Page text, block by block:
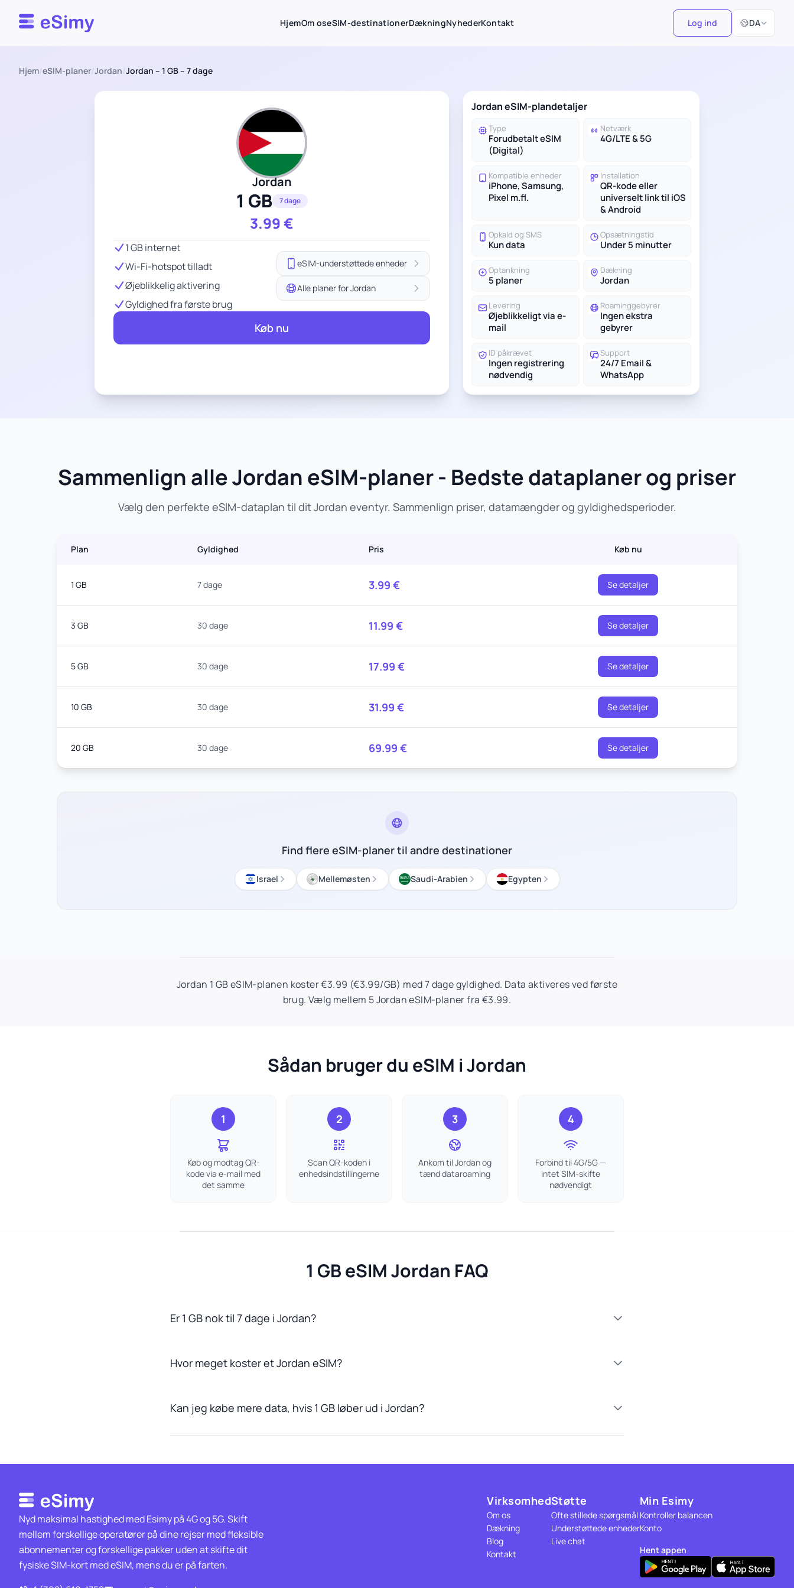
Esimy HjemOm oseSIM-destinationerDækningNyhederKontakt Log ind DA
Vælg sprog
Hjem/eSIM-planer/Jordan/Jordan – 1 GB – 7 dage
Jordan
1 GB 7 dage
3.99€
1 GB internet
Wi-Fi-hotspot tilladt
Øjeblikkelig aktivering
Gyldighed fra første brug
eSIM-understøttede enheder
Alle planer for Jordan
Køb nu
Jordan eSIM-plandetaljer
Type
Forudbetalt eSIM
(Digital)
Netværk
4G/LTE & 5G
Kompatible enheder
iPhone, Samsung,
Pixel m.fl.
Installation
QR-kode eller
universelt link til iOS
& Android
Opkald og SMS
Kun data
Opsætningstid
Under 5 minutter
Optankning
5 planer
Dækning
Jordan
Levering
Øjeblikkeligt via e-
mail
Roaminggebyrer
Ingen ekstra
gebyrer
ID påkrævet
Ingen registrering
nødvendig
Support
24/7 Email &
WhatsApp
Sammenlign alle Jordan eSIM-planer - Bedste dataplaner og priser
Vælg den perfekte eSIM-dataplan til dit Jordan eventyr. Sammenlign priser, datamængder og gyldighedsperioder.
Plan Gyldighed Pris Køb nu
1 GB 7 dage 3.99 € Se detaljer
3 GB 30 dage 11.99 € Se detaljer
5 GB 30 dage 17.99 € Se detaljer
10 GB 30 dage 31.99 € Se detaljer
20 GB 30 dage 69.99 € Se detaljer
Find flere eSIM-planer til andre destinationer
Israel Mellemøsten Saudi-Arabien Egypten
Jordan 1 GB eSIM-planen koster €3.99 (€3.99/GB) med 7 dage gyldighed. Data aktiveres ved første
brug. Vælg mellem 5 Jordan eSIM-planer fra €3.99.
Sådan bruger du eSIM i Jordan
1
Køb og modtag QR-
kode via e-mail med
det samme
2
Scan QR-koden i
enhedsindstillingerne
3
Ankom til Jordan og
tænd dataroaming
4
Forbind til 4G/5G —
intet SIM-skifte
nødvendigt
1 GB eSIM Jordan FAQ
Er 1 GB nok til 7 dage i Jordan?
Hvor meget koster et Jordan eSIM?
Kan jeg købe mere data, hvis 1 GB løber ud i Jordan?
Nyd maksimal hastighed med Esimy på 4G og 5G. Skift
mellem forskellige operatører på dine rejser med fleksible
abonnementer og forskellige pakker uden at skifte dit
fysiske SIM-kort med eSIM, mens du er på farten.
Virksomhed
Om os
Dækning
Blog
Kontakt
Støtte
Ofte stillede spørgsmål
Understøttede enheder
Live chat
Min Esimy
Kontroller balancen
Konto
Hent appen